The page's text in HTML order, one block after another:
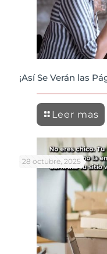
¡Así Se Verán las
Leer mas
28 octubre, 2025